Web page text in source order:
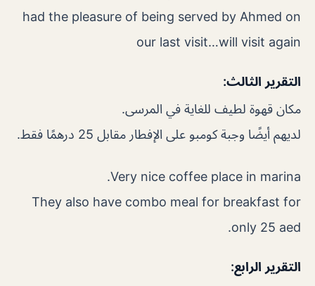
had the pleasure of being served by Ahmed on
our last visit…will visit again
التقرير الثالث:
مكان قهوة لطيف للغاية في المرسى.
لديهم أيضًا وجبة كومبو على الإفطار مقابل 25 درهمًا فقط.
Very nice coffee place in marina.
They also have combo meal for breakfast for
only 25 aed.
التقرير الرابع: